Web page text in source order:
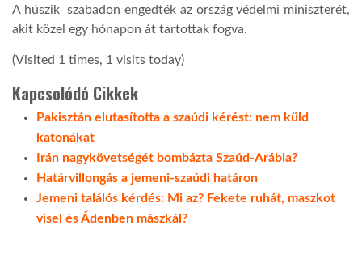
A húszik szabadon engedték az ország védelmi miniszterét,
akit közel egy hónapon át tartottak fogva.
(Visited 1 times, 1 visits today)
Kapcsolódó Cikkek
Pakisztán elutasította a szaúdi kérést: nem küld
katonákat
Irán nagykövetségét bombázta Szaúd-Arábia?
Határvillongás a jemeni-szaúdi határon
Jemeni találós kérdés: Mi az? Fekete ruhát, maszkot
visel és Ádenben mászkál?